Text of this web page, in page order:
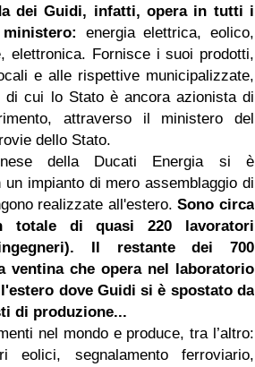
dei Guidi, infatti, opera in tutti i
energia elettrica, eolico,
elettronica. Fornisce i suoi prodotti,
e alle rispettive municipalizzate,
di cui lo Stato è ancora azionista di
attraverso il ministero del
dello Stato.
della Ducati Energia si è
impianto di mero assemblaggio di
realizzate all'estero.Sono circa
di quasi 220 lavoratori
Il restante dei 700
ventina che opera nel laboratorio
dove Guidi si è spostato da
di produzione...
nel mondo e produce, tra l’altro:
eolici, segnalamento ferroviario,